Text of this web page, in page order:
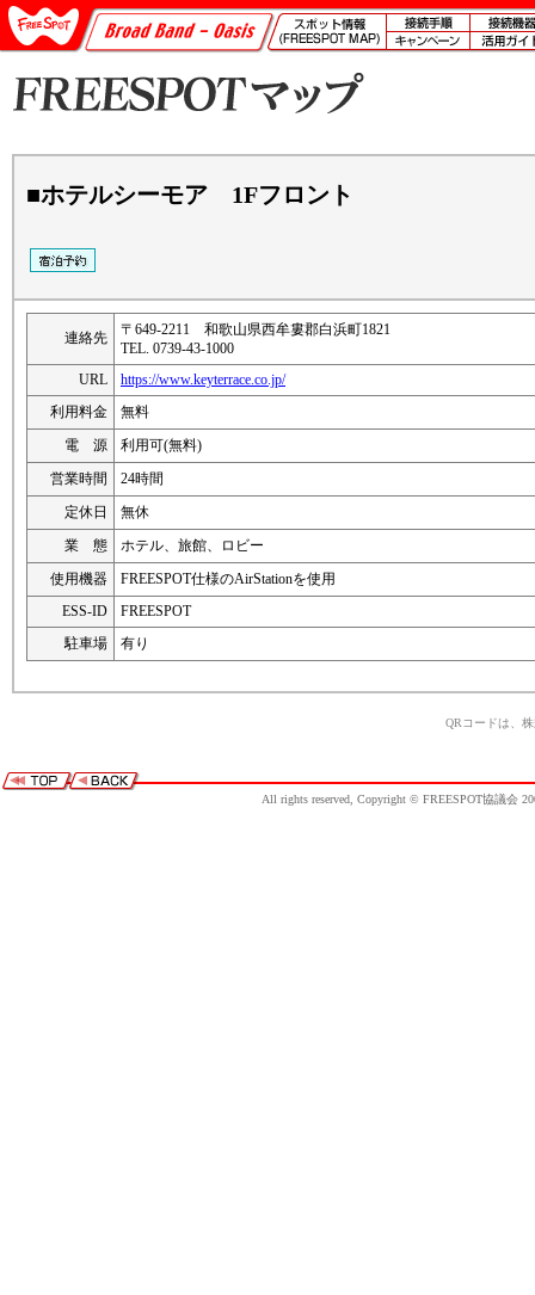
■ホテルシーモア 1Fフロント
連絡先
〒649-2211 和歌山県西牟婁郡白浜町1821
TEL. 0739-43-1000
URL
https://www.keyterrace.co.jp/
利用料金
無料
電 源
利用可(無料)
営業時間
24時間
定休日
無休
業 態
ホテル、旅館、ロビー
使用機器
FREESPOT仕様のAirStationを使用
ESS-ID
FREESPOT
駐車場
有り
QRコードは、
All rights reserved, Copyright © FREESPOT協議会